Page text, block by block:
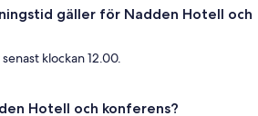
gäller för Nadden Hotell och
klockan 12.00.
Hotell och konferens?